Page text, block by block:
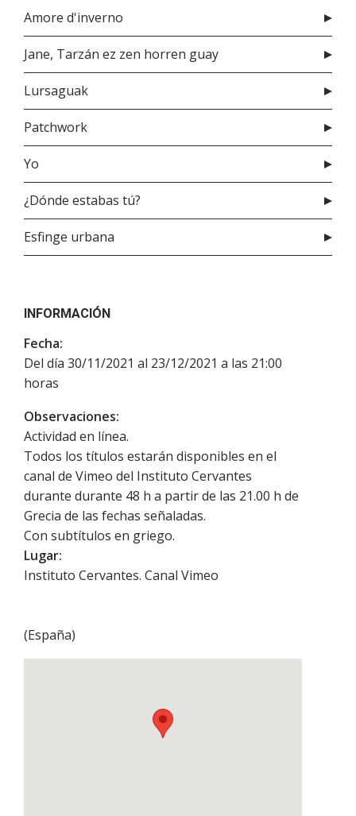
Amore d'inverno
Jane, Tarzán ez zen horren guay
Lursaguak
Patchwork
Yo
¿Dónde estabas tú?
Esfinge urbana
INFORMACIÓN
Fecha:
Del día 30/11/2021 al 23/12/2021 a las 21:00
horas
Observaciones:
Actividad en línea.
Todos los títulos estarán disponibles en el
canal de Vimeo del Instituto Cervantes
durante durante 48 h a partir de las 21.00 h de
Grecia de las fechas señaladas.
Con subtítulos en griego.
Lugar:
Instituto Cervantes. Canal Vimeo
(España)